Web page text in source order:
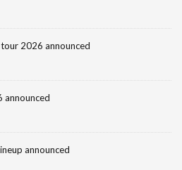
2026 announced
announced
announced